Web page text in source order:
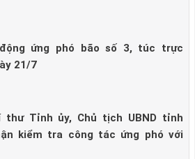
động ứng phó bão số 3, túc trực
21/7
thư Tỉnh ủy, Chủ tịch UBND tỉnh
kiểm tra công tác ứng phó với